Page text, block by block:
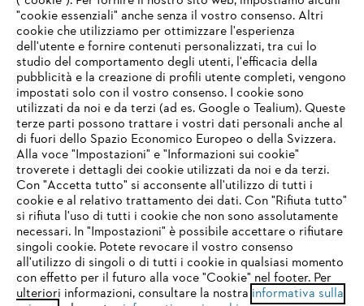
Domande frequenti
Assistenza
Protezione dati Nota legale Cookies
Informazioni legali
STIHL VERTRIEBS AG, 8617 Mönchaltorf
IHR BROWSER WIRD NICHT
UNTERSTÜTZT
Sie nutzen einen Browser, den wir noch nicht unterstützen. Für
eine optimale Nutzung unserer Seite empfehlen wir Ihnen, zu
einem der folgenden Browser zu wechseln:
firefox chrome
"cookie essenziali" anche senza il vostro consenso. Altri
cookie che utilizziamo per ottimizzare l'esperienza
dell'utente e fornire contenuti personalizzati, tra cui lo
studio del comportamento degli utenti, l'efficacia della
pubblicità e la creazione di profili utente completi, vengono
impostati solo con il vostro consenso. I cookie sono
utilizzati da noi e da terzi (ad es. Google o Tealium). Queste
terze parti possono trattare i vostri dati personali anche al
di fuori dello Spazio Economico Europeo o della Svizzera.
Alla voce "Impostazioni" e "Informazioni sui cookie"
troverete i dettagli dei cookie utilizzati da noi e da terzi.
Con "Accetta tutto" si acconsente all'utilizzo di tutti i
cookie e al relativo trattamento dei dati. Con "Rifiuta tutto"
si rifiuta l'uso di tutti i cookie che non sono assolutamente
necessari. In "Impostazioni" è possibile accettare o rifiutare
singoli cookie. Potete revocare il vostro consenso
all'utilizzo di singoli o di tutti i cookie in qualsiasi momento
con effetto per il futuro alla voce "Cookie" nel footer. Per
ulteriori informazioni, consultare la nostra informativa sulla